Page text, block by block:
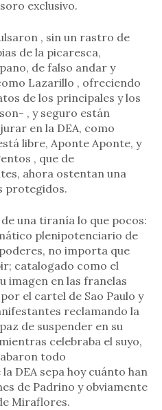
exclusivo.
, sin un rastro de
de la picaresca,
de falso andar y
Lazarillo , ofreciendo
de los principales y los
, y seguro están
en la DEA, como
libre, Aponte Aponte, y
, que de
ahora ostentan una
protegidos.
una tiranía lo que pocos:
plenipotenciario de
no importa que
catalogado como el
imagen en las franelas
el cartel de Sao Paulo y
reclamando la
de suspender en su
celebraba el suyo,
todo
DEA sepa hoy cuánto han
de Padrino y obviamente
Miraflores.